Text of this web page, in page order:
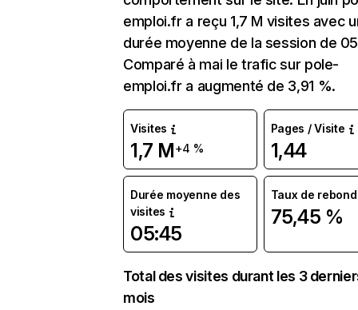
emploi.fr a reçu 1,7 M visites avec
durée moyenne de la session de
Comparé à mai le trafic sur pole-
emploi.fr a augmenté de 3,91 %.
Visites
1,7 M+4 %
Pages / Visite
1,44
Durée moyenne des
visites
05:45
Taux de rebond
75,45 %
Total des visites durant les 3
mois